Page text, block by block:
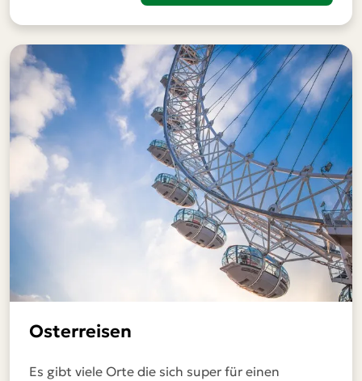
Osterreisen
Es gibt viele Orte die sich super für einen